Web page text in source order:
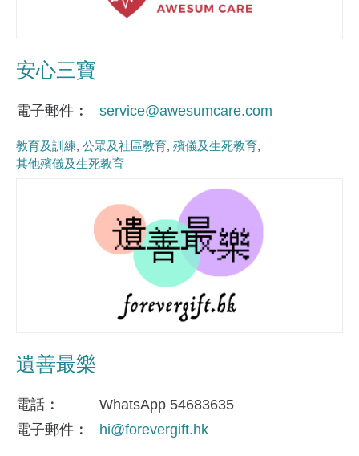
安心三寶
電子郵件 service@awesumcare.com
教育及訓練 公眾及社區教育 殯儀及生死教育
其他殯儀及生死教育
遺善最樂
電話
WhatsApp 54683635
電子郵件
hi@forevergift.hk